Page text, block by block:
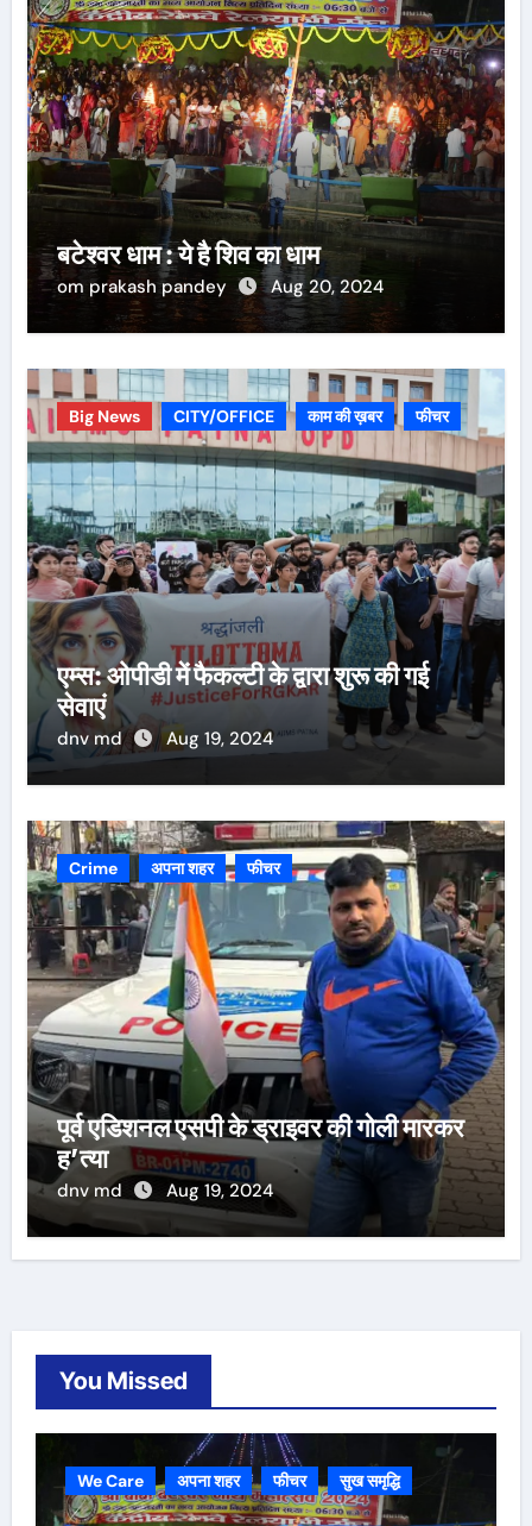
बटेश्वर धाम : ये है शिव का धाम
om prakash pandey Aug 20, 2024
Big News CITY/OFFICE काम की ख़बर फीचर
एम्स: ओपीडी में फैकल्टी के द्वारा शुरू की गई
सेवाएं
dnv md Aug 19, 2024
Crime अपना शहर फीचर
पूर्व एडिशनल एसपी के ड्राइवर की गोली मारकर
ह’त्या
dnv md Aug 19, 2024
You Missed
We Care अपना शहर फीचर सुख समृद्धि